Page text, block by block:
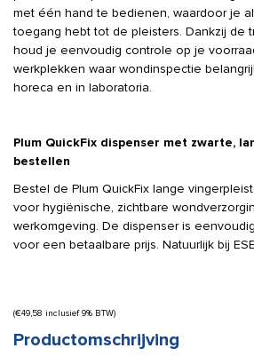
met één hand te bedienen, waardoor je
toegang hebt tot de pleisters. Dankzij de
houd je eenvoudig controle op je
werkplekken waar wondinspectie
horeca en in laboratoria.
Plum QuickFix dispenser met zwarte,
bestellen
Bestel de Plum QuickFix lange
voor hygiënische, zichtbare
werkomgeving. De dispenser is
voor een betaalbare prijs. Natuurlijk bij
(€49,58 inclusief 9% BTW)
Productomschrijving